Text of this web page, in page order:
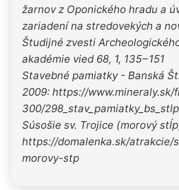
žarnov z Oponického hradu a
zariadení na stredovekých a
Študijné zvesti
akadémie vied 68, 1, 135 – 151
Stavebné pamiatky - Banská
2009: https://
300/
Súsošie sv. Trojice (morový
https://domalenka.sk/
morovy-stp